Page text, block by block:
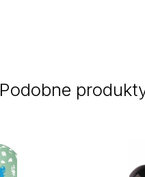
Podobne